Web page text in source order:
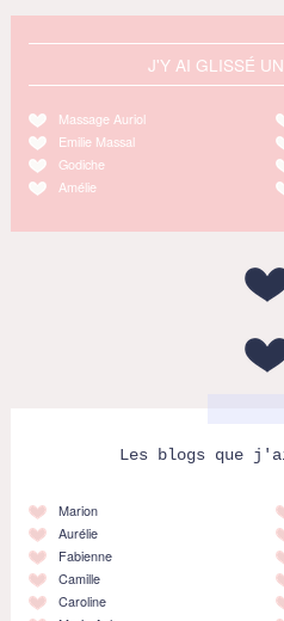
J'Y AI GLISSÉ
Massage Auriol
Emilie Massal
Godiche
Amélie
Les blogs que
Marion
Aurélie
Fabienne
Camille
Caroline